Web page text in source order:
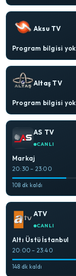
Aksu TV
Program bilgisi yok
Altaş TV
Program bilgisi yok
AS TV
CANLI
Markaj
20:30 – 23:00
108 dk kaldı
ATV
CANLI
Altı Üstü İstanbul
20:00 – 23:40
148 dk kaldı